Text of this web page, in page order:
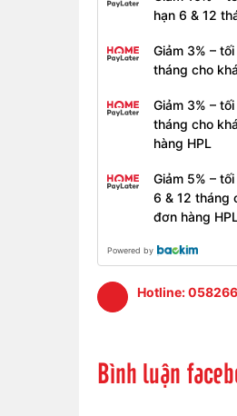
hạn 6 & 12
Giảm 3% –
tháng cho
Giảm 3% –
tháng cho
hàng HPL
Giảm 5% –
6 & 12 tháng
đơn hàng HPL
Powered by
Hotline:
Bình luận